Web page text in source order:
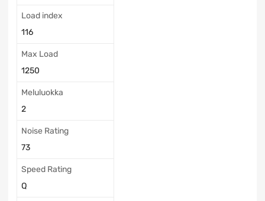
Load index
116
Max Load
1250
Meluluokka
2
Noise Rating
73
Speed Rating
Q